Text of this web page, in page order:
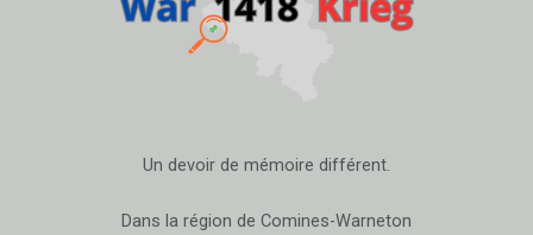
Un devoir de mémoire différent.
Dans la région de Comines-Warneton